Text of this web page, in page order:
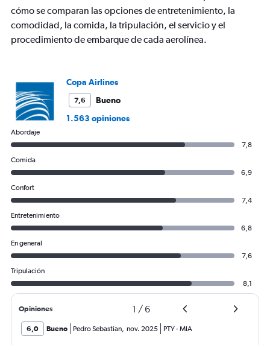
to
750.
cómo se comparan las opciones de entretenimiento, la
comodidad, la comida, la tripulación, el servicio y el
procedimiento de embarque de cada aerolínea.
Copa Airlines
7,6
Bueno
1.563 opiniones
Abordaje
7,8
Comida
6,9
Confort
7,4
Entretenimiento
6,8
En general
7,6
Tripulación
8,1
Opiniones 1 /6
6,0 Bueno Pedro Sebastian, nov. 2025 PTY-MIA